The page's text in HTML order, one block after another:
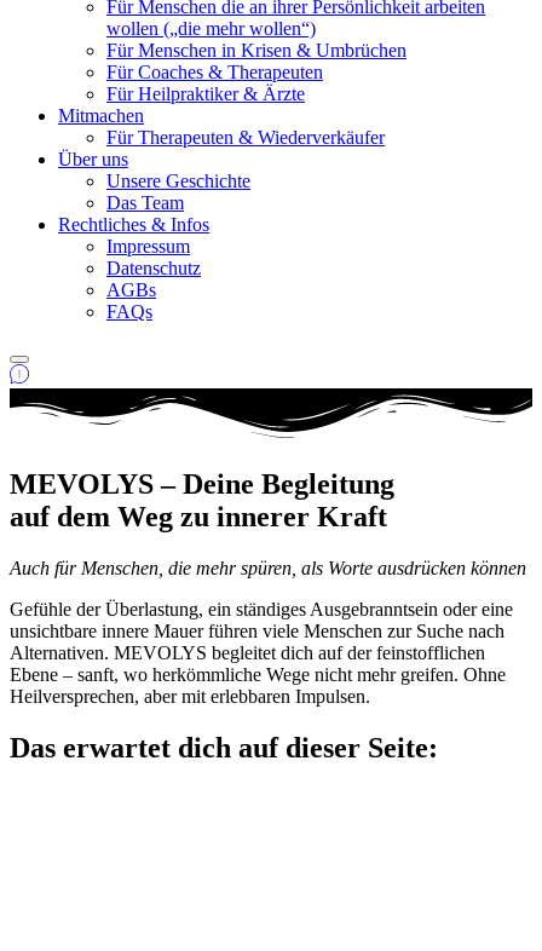
Für Menschen die an ihrer Persönlichkeit arbeiten
wollen („die mehr wollen“)
Für Menschen in Krisen & Umbrüchen
Für Coaches & Therapeuten
Für Heilpraktiker & Ärzte
Mitmachen
Für Therapeuten & Wiederverkäufer
Über uns
Unsere Geschichte
Das Team
Rechtliches & Infos
Impressum
Datenschutz
AGBs
FAQs
MEVOLYS – Deine Begleitung
auf dem Weg zu innerer Kraft
Auch für Menschen, die mehr spüren, als Worte ausdrücken können
Gefühle der Überlastung, ein ständiges Ausgebranntsein oder eine
unsichtbare innere Mauer führen viele Menschen zur Suche nach
Alternativen. MEVOLYS begleitet dich auf der feinstofflichen
Ebene – sanft, wo herkömmliche Wege nicht mehr greifen. Ohne
Heilversprechen, aber mit erlebbaren Impulsen.
Das erwartet dich auf dieser Seite: